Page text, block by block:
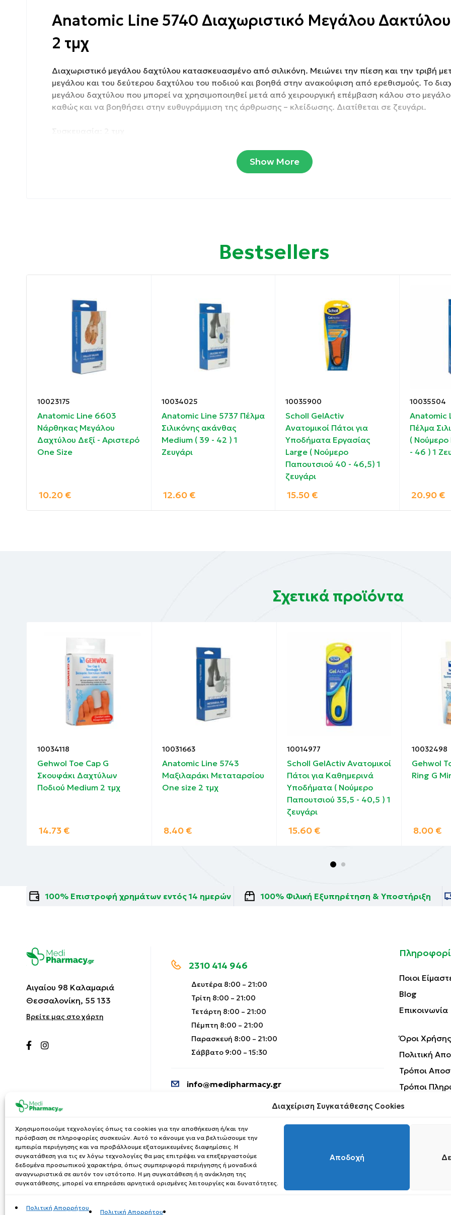
Διαχείριση Συγκατάθεσης Cookies
Χρησιμοποιούμε τεχνολογίες όπως τα cookies για την αποθήκευση ή/και την
πρόσβαση σε πληροφορίες συσκευών. Αυτό το κάνουμε για να βελτιώσουμε την
εμπειρία περιήγησης και να προβάλλουμε εξατομικευμένες διαφημίσεις. Η
συγκατάθεση για τις εν λόγω τεχνολογίες θα μας επιτρέψει να επεξεργαστούμε
δεδομένα προσωπικού χαρακτήρα, όπως συμπεριφορά περιήγησης ή μοναδικά
αναγνωριστικά σε αυτόν τον ιστότοπο. Η μη συγκατάθεση ή η ανάκληση της
συγκατάθεσης, μπορεί να επηρεάσει αρνητικά ορισμένες λειτουργίες και δυνατότητες.
Αποδοχή
Πολιτική Απορρήτου
Πολιτική Απορρήτου
Anatomic Line 5740 Διαχωριστικό Μεγάλου
2 τμχ
Διαχωριστικό μεγάλου δαχτύλου κατασκευασμένο από σιλικόνη. Μειώνει την πίεση και την τριβή
μεγάλου και του δεύτερου δαχτύλου του ποδιού και βοηθά στην ανακούφιση από ερεθισμούς. Το
μεγάλου δαχτύλου που μπορεί να χρησιμοποιηθεί μετά από χειρουργική επέμβαση κάλου στο
καθώς και να βοηθήσει στην ευθυγράμμιση της άρθρωσης – κλείδωσης. Διατίθεται σε ζευγάρι.
Μπορεί να χρησιμοποιηθεί μετά από χειρουργική επέμβαση κάλου στο μεγάλο δάχτυλο καθώς και να
στην ευθυγράμμιση της άρθρωσης – κλείδωσης.
Κατασκευασμένο από σιλικόνη.
Show More
Bestsellers
10023175
Anatomic Line 6603
Νάρθηκας Μεγάλου
Δαχτύλου Δεξί - Αριστερό
One Size
10.20 €
10034025
Anatomic Line 5737 Πέλμα
Σιλικόνης ακάνθας
Medium ( 39 - 42 ) 1
Ζευγάρι
12.60 €
10035900
Scholl GelActiv
Ανατομικοί Πάτοι για
Υποδήματα Εργασίας
Large ( Νούμερο
Παπουτσιού 40 - 46,5) 1
ζευγάρι
15.50 €
10035504
Anatomic
Πέλμα
(
- 46 ) 1
20.90 €
Σχετικά προϊόντα
10034118
Gehwol Toe Cap G
Σκουφάκι Δαχτύλων
Ποδιού Medium 2 τμχ
14.73 €
10031663
Anatomic Line 5743
Μαξιλαράκι Μεταταρσίου
One size 2 τμχ
8.40 €
10014977
Scholl GelActiv Ανατομικοί
Πάτοι για Καθημερινά
Υποδήματα ( Νούμερο
Παπουτσιού 35,5 - 40,5 ) 1
ζευγάρι
15.60 €
10032498
Gehwol
Ring G
8.00 €
100% Επιστροφή χρημάτων εντός 14 ημερών 100% Φιλική Εξυπηρέτηση & Υποστήριξη
Αιγαίου 98 Καλαμαριά
Θεσσαλονίκη, 55 133
Βρείτε μας στο χάρτη
2310 414 946
Δευτέρα 8:00 – 21:00
Τρίτη 8:00 – 21:00
Τετάρτη 8:00 – 21:00
Πέμπτη 8:00 – 21:00
Παρασκευή 8:00 – 21:00
Σάββατο 9:00 – 15:30
info@medipharmacy.gr
Ποιοι
Blog
Επικοινωνία
Όροι Χρήσης
Πολιτική
Τρόποι
Τρόποι
Επιστροφές
Copyright © 2023 Medipharmacy. All Rights Reserved